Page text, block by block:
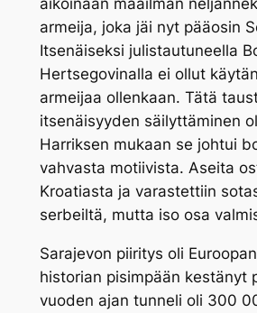
aikoinaan maailman
armeija, joka jäi nyt pääosin
Itsenäiseksi julistautuneella
Hertsegovinalla ei ollut
armeijaa ollenkaan. Tätä
itsenäisyyden säilyttäminen
Harriksen mukaan se johtui
vahvasta motiivista. Aseita
Kroatiasta ja varastettiin
serbeiltä, mutta iso osa
Sarajevon piiritys oli
historian pisimpään kestänyt
vuoden ajan tunneli oli 300